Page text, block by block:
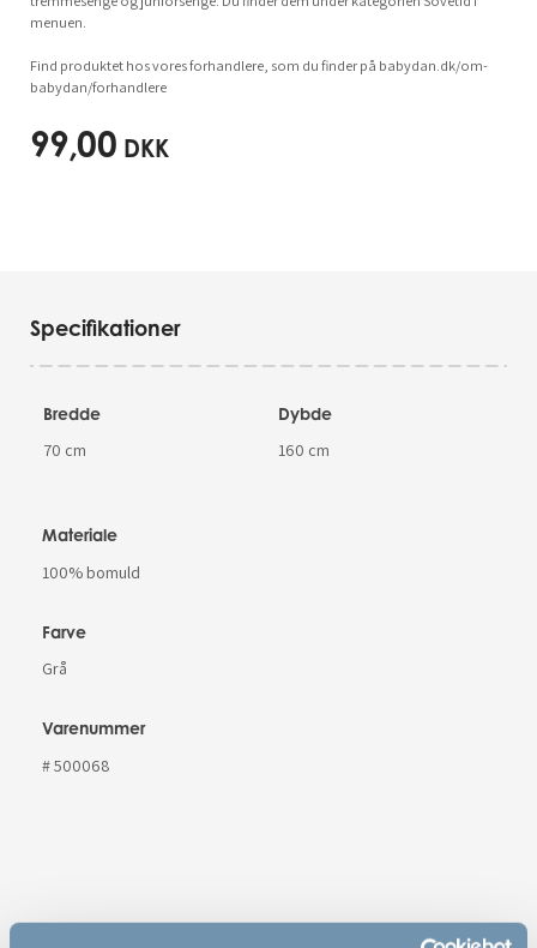
menuen.
Find produktet hos vores forhandlere, som du finder på babydan.dk/om-
babydan/forhandlere
99,00 DKK
Specifikationer
Bredde
70 cm
Dybde
160 cm
Materiale
100% bomuld
Farve
Grå
Varenummer
# 500068